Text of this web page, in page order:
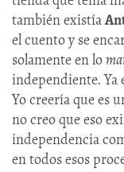
también existía
el cuento y se
solamente en lo
independiente. Ya
Yo creería que es
no creo que eso
independencia
en todos esos